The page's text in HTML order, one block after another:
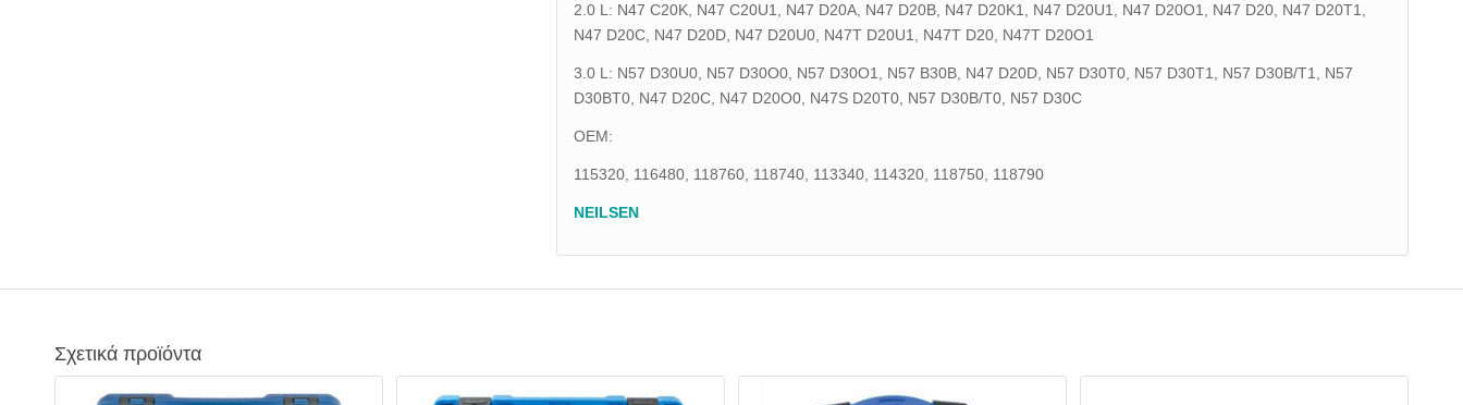
2.0 L: N47 C20K, N47 C20U1, N47 D20A, N47 D20B, N47 D20K1, N47 D20U1, N47 D20O1, N47 D20, N47 D20T1,
N47 D20C, N47 D20D, N47 D20U0, N47T D20U1, N47T D20, N47T D20O1
3.0 L: N57 D30U0, N57 D30O0, N57 D30O1, N57 B30B, N47 D20D, N57 D30T0, N57 D30T1, N57 D30B/T1, N57
D30BT0, N47 D20C, N47 D20O0, N47S D20T0, N57 D30B/T0, N57 D30C
OEM:
115320, 116480, 118760, 118740, 113340, 114320, 118750, 118790
NEILSEN
Σχετικά προϊόντα